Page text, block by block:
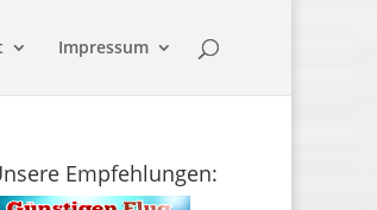
Impressum
Empfehlungen: